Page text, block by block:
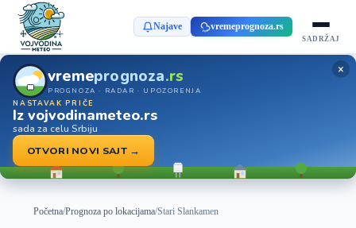
Najave vremeprognoza.rs
SADRŽAJ
vremeprognoza.rs
PROGNOZA · RADAR · UPOZORENJA
NASTAVAK PRIČE
Iz vojvodinameteo.rs
sada za celu Srbiju
OTVORI NOVI SAJT →
×
Početna/Prognoza po lokacijama/Stari Slankamen